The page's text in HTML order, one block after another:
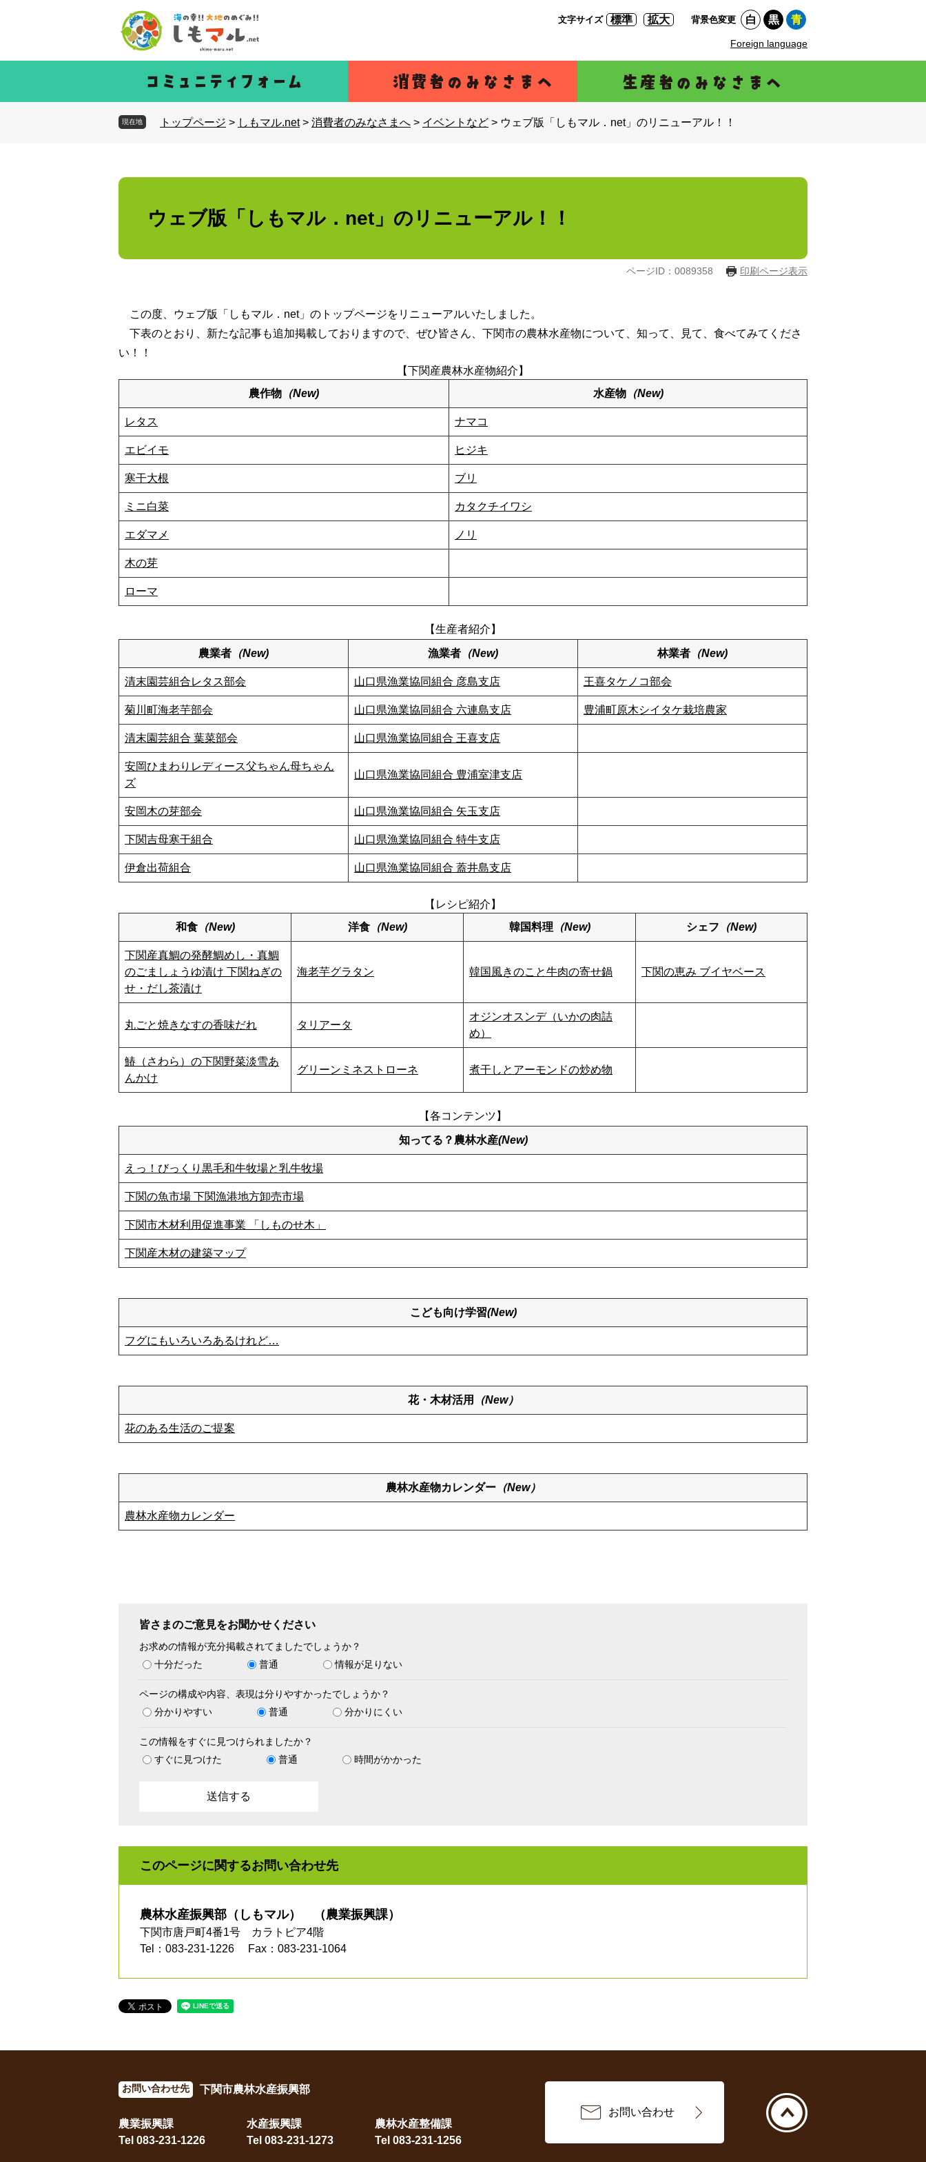
文字サイズ 標準 拡大 背景色変更 白 黒 青
Foreign language
現在地 トップページ > しもマル.net > 消費者のみなさまへ > イベントなど > ウェブ版「しもマル．net」のリニューアル！！
ウェブ版「しもマル．net」のリニューアル！！
ページID：0089358 印刷ページ表示
この度、ウェブ版「しもマル．net」のトップページをリニューアルいたしました。
下表のとおり、新たな記事も追加掲載しておりますので、ぜひ皆さん、下関市の農林水産物について、知って、見て、食べてみてくださ
い！！
【下関産農林水産物紹介】
農作物 （New) 水産物（New)
レタス ナマコ
エビイモ ヒジキ
寒干大根 ブリ
ミニ白菜 カタクチイワシ
エダマメ ノリ
木の芽
ローマ
【生産者紹介】
農業者 （New) 漁業者 （New) 林業者 （New)
清末園芸組合レタス部会 山口県漁業協同組合 彦島支店 王喜タケノコ部会
菊川町海老芋部会 山口県漁業協同組合 六連島支店 豊浦町原木シイタケ栽培農家
清末園芸組合 葉菜部会 山口県漁業協同組合 王喜支店
安岡ひまわりレディース父ちゃん母ちゃん
ズ
山口県漁業協同組合 豊浦室津支店
安岡木の芽部会 山口県漁業協同組合 矢玉支店
下関吉母寒干組合 山口県漁業協同組合 特牛支店
伊倉出荷組合 山口県漁業協同組合 蓋井島支店
【レシピ紹介】
和食（New) 洋食（New) 韓国料理 （New) シェフ （New)
下関産真鯛の発酵鯛めし・真鯛
のごましょうゆ漬け 下関ねぎの
せ・だし茶漬け
海老芋グラタン 韓国風きのこと牛肉の寄せ鍋 下関の恵み ブイヤベース
丸ごと焼きなすの香味だれ タリアータ
オジンオスンデ（いかの肉詰
め）
鰆（さわら）の下関野菜淡雪あ
んかけ
グリーンミネストローネ 煮干しとアーモンドの炒め物
【各コンテンツ】
知ってる？農林水産(New)
えっ！びっくり黒毛和牛牧場と乳牛牧場
下関の魚市場 下関漁港地方卸売市場
下関市木材利用促進事業 「しものせ木」
下関産木材の建築マップ
こども向け学習(New)
フグにもいろいろあるけれど…
花・木材活用 （New）
花のある生活のご提案
農林水産物カレンダー（New）
農林水産物カレンダー
皆さまのご意見をお聞かせください
お求めの情報が充分掲載されてましたでしょうか？
十分だった
普通 情報が足りない
ページの構成や内容、表現は分りやすかったでしょうか？
分かりやすい
普通 分かりにくい
この情報をすぐに見つけられましたか？
すぐに見つけた
普通 時間がかかった
このページに関するお問い合わせ先
農林水産振興部（しもマル） 農業振興課
下関市唐戸町4番1号 カラトピア4階
Tel：083-231-1226
Fax：083-231-1064
お問い合わせ先 下関市農林水産振興部
農業振興課
Tel 083-231-1226
水産振興課
Tel 083-231-1273
農林水産整備課
Tel 083-231-1256
お問い合わせ